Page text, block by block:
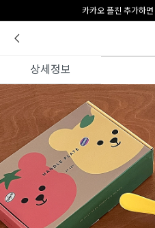
카카오 플친 추가하면
상세정보